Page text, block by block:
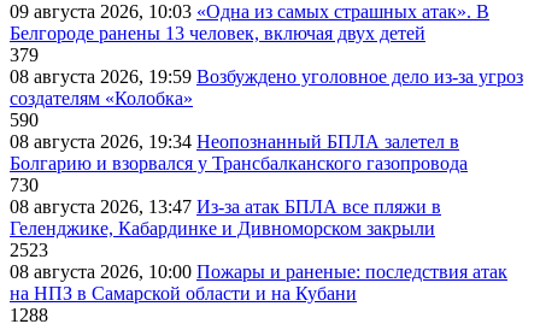
09 августа 2026, 10:03 «Одна из самых страшных атак». В
Белгороде ранены 13 человек, включая двух детей
379
08 августа 2026, 19:59 Возбуждено уголовное дело из-за угроз
создателям «Колобка»
590
08 августа 2026, 19:34 Неопознанный БПЛА залетел в
Болгарию и взорвался у Трансбалканского газопровода
730
08 августа 2026, 13:47 Из-за атак БПЛА все пляжи в
Геленджике, Кабардинке и Дивноморском закрыли
2523
08 августа 2026, 10:00 Пожары и раненые: последствия атак
на НПЗ в Самарской области и на Кубани
1288